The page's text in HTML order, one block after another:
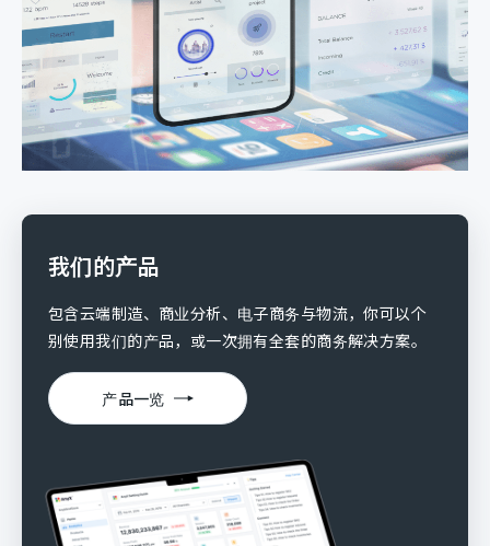
我们的产品
包含云端制造、商业分析、电子商务与物流，你可以个
别使用我们的产品，或一次拥有全套的商务解决方案。
产品一览